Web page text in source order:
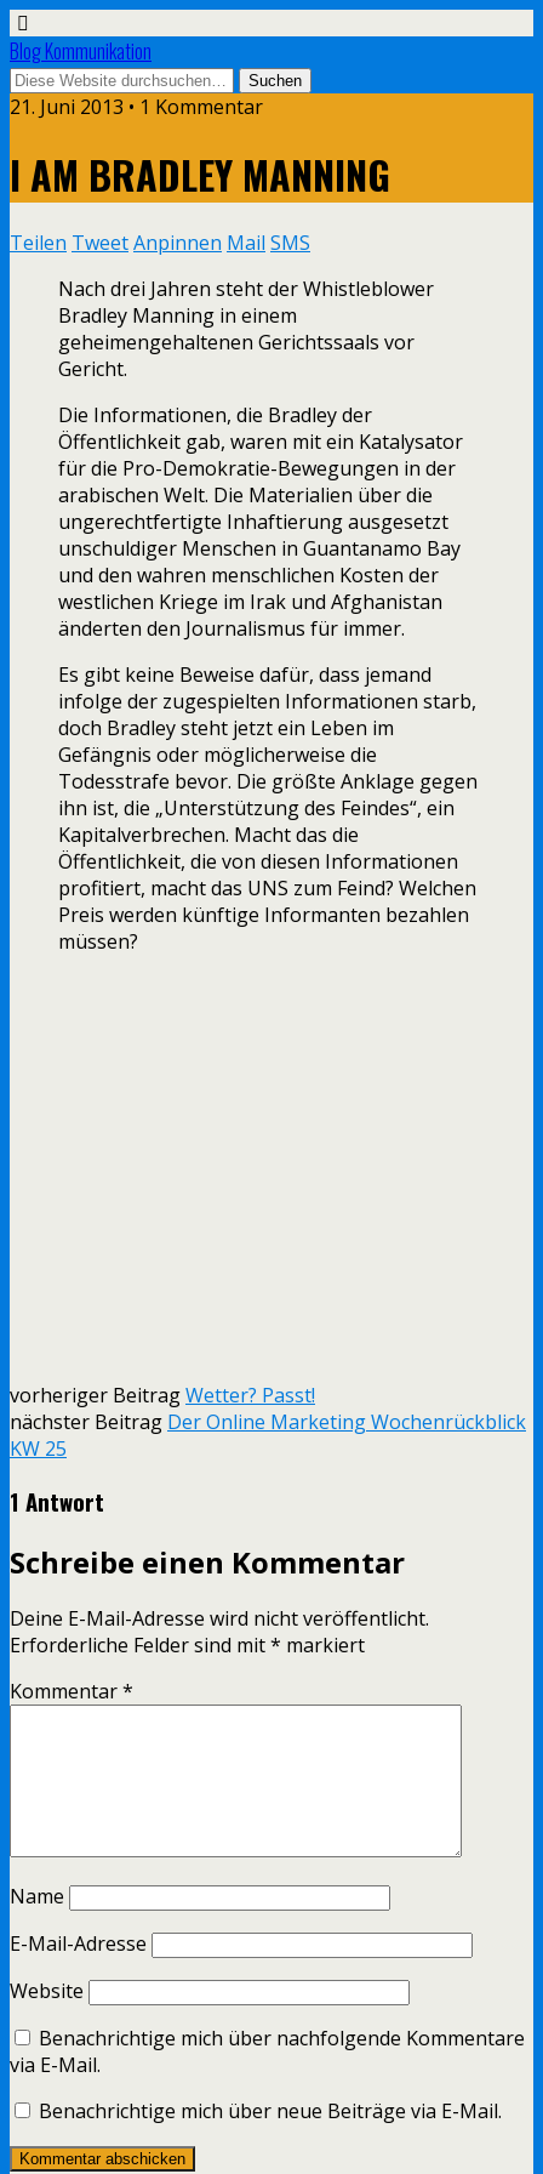
Blog Kommunikation
21. Juni 2013 • 1 Kommentar
I AM BRADLEY MANNING
Teilen TweetAnpinnen Mail SMS
Nach drei Jahren steht der Whistleblower
Bradley Manning in einem
geheimengehaltenen Gerichtssaals vor
Gericht.
Die Informationen, die Bradley der
Öffentlichkeit gab, waren mit ein Katalysator
für die Pro-Demokratie-Bewegungen in der
arabischen Welt. Die Materialien über die
ungerechtfertigte Inhaftierung ausgesetzt
unschuldiger Menschen in Guantanamo Bay
und den wahren menschlichen Kosten der
westlichen Kriege im Irak und Afghanistan
änderten den Journalismus für immer.
Es gibt keine Beweise dafür, dass jemand
infolge der zugespielten Informationen starb,
doch Bradley steht jetzt ein Leben im
Gefängnis oder möglicherweise die
Todesstrafe bevor. Die größte Anklage gegen
ihn ist, die „Unterstützung des Feindes“, ein
Kapitalverbrechen. Macht das die
Öffentlichkeit, die von diesen Informationen
profitiert, macht das UNS zum Feind? Welchen
Preis werden künftige Informanten bezahlen
müssen?
vorheriger BeitragWetter? Passt!
nächster Beitrag Der Online Marketing Wochenrückblick
KW 25
1 Antwort
Schreibe einen Kommentar
Deine E-Mail-Adresse wird nicht veröffentlicht.
Erforderliche Felder sind mit* markiert
Kommentar*
Name
E-Mail-Adresse
Website
Benachrichtige mich über nachfolgende Kommentare
via E-Mail.
Benachrichtige mich über neue Beiträge via E-Mail.